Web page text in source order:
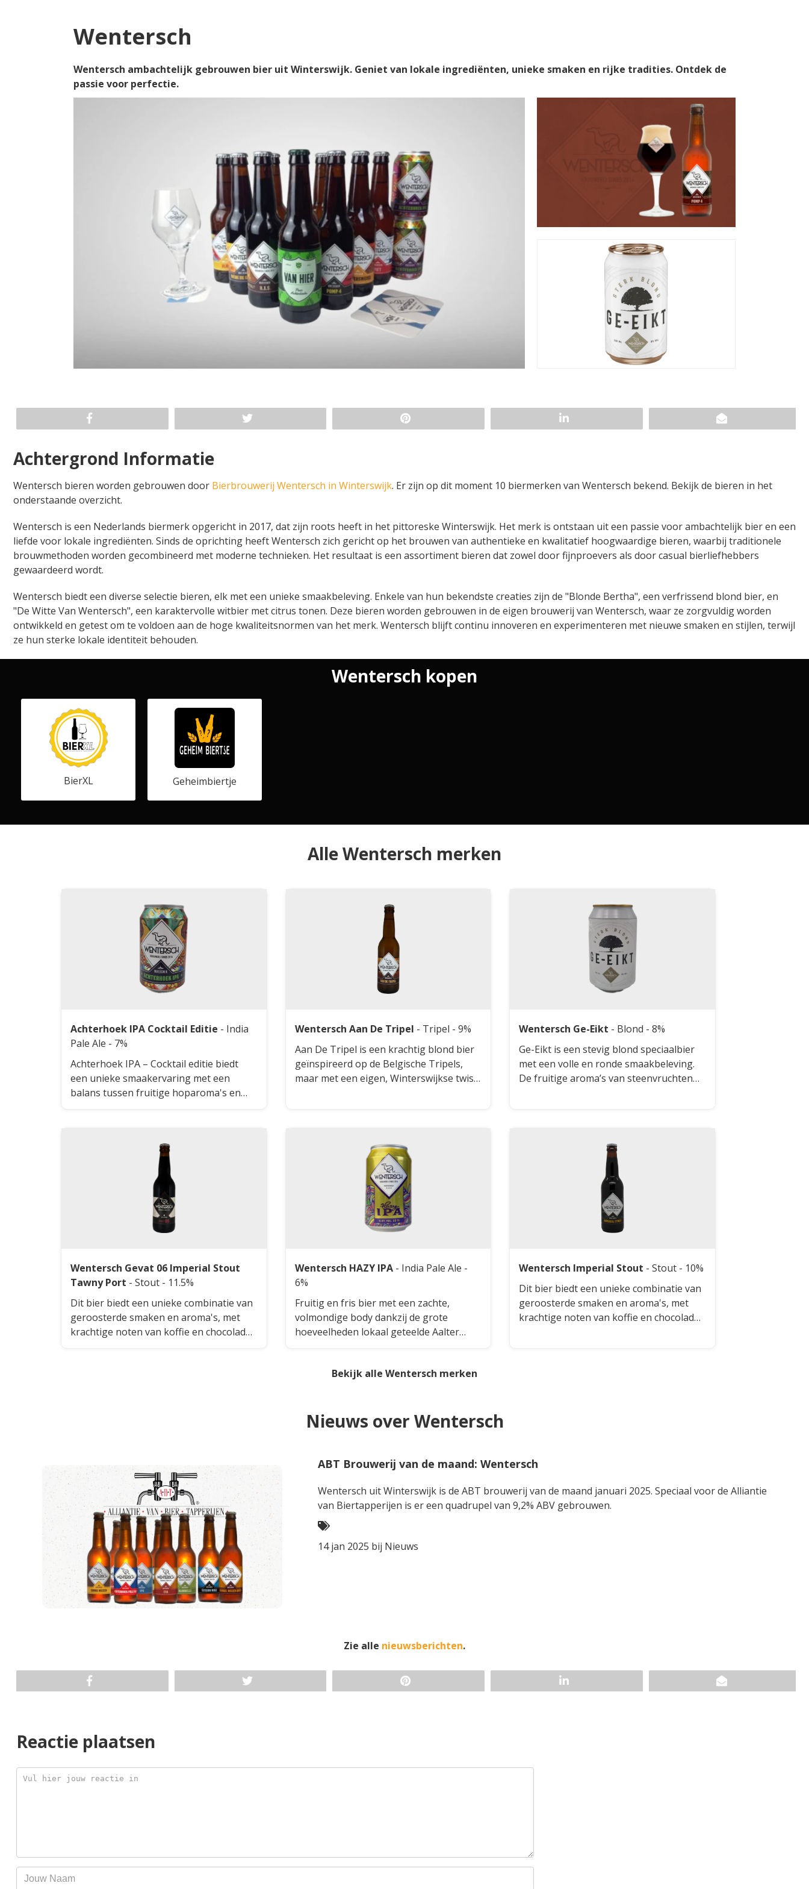
Wentersch
Wentersch ambachtelijk gebrouwen bier uit Winterswijk. Geniet van lokale ingrediënten, unieke smaken en rijke tradities. Ontdek de
passie voor perfectie.
Achtergrond Informatie
Wentersch bieren worden gebrouwen door Bierbrouwerij Wentersch in Winterswijk. Er zijn op dit moment 10 biermerken van Wentersch bekend. Bekijk de bieren in het
onderstaande overzicht.
Wentersch is een Nederlands biermerk opgericht in 2017, dat zijn roots heeft in het pittoreske Winterswijk. Het merk is ontstaan uit een passie voor ambachtelijk bier en een
liefde voor lokale ingrediënten. Sinds de oprichting heeft Wentersch zich gericht op het brouwen van authentieke en kwalitatief hoogwaardige bieren, waarbij traditionele
brouwmethoden worden gecombineerd met moderne technieken. Het resultaat is een assortiment bieren dat zowel door fijnproevers als door casual bierliefhebbers
gewaardeerd wordt.
Wentersch biedt een diverse selectie bieren, elk met een unieke smaakbeleving. Enkele van hun bekendste creaties zijn de "Blonde Bertha", een verfrissend blond bier, en
"De Witte Van Wentersch", een karaktervolle witbier met citrus tonen. Deze bieren worden gebrouwen in de eigen brouwerij van Wentersch, waar ze zorgvuldig worden
ontwikkeld en getest om te voldoen aan de hoge kwaliteitsnormen van het merk. Wentersch blijft continu innoveren en experimenteren met nieuwe smaken en stijlen, terwijl
ze hun sterke lokale identiteit behouden.
Wentersch kopen
BierXL Geheimbiertje
Alle Wentersch merken
Achterhoek IPA Cocktail Editie - India
Pale Ale - 7%
Achterhoek IPA – Cocktail editie biedt
een unieke smaakervaring met een
balans tussen fruitige hoparoma's en
tropisch fruit. De ambachtelijke
bereiding zorgt voor een rijke en
complexe smaakbeleving die zowel
verrassend als verfrissend is.
Wentersch Aan De Tripel - Tripel - 9%
Aan De Tripel is een krachtig blond bier
geïnspireerd op de Belgische Tripels,
maar met een eigen, Winterswijkse twist.
pittige en belege kazen, en zoete
Wentersch Ge-Eikt - Blond - 8%
Ge-Eikt is een stevig blond speciaalbier
met een volle en ronde smaakbeleving.
De fruitige aroma’s van steenvruchten
houtachtige ondertoon die het bier extra
diepte geeft. De body is krachtig maar
toegankelijk, waardoor het bier een
hoge doordrinkbaarheid behoudt. De
balans tussen fruitigheid, zoetheid en
tannines maakt dit bier bijzonder en
Wentersch Gevat 06 Imperial Stout
Tawny Port - Stout - 11.5%
Dit bier biedt een unieke combinatie van
geroosterde smaken en aroma's, met
krachtige noten van koffie en chocolade.
Wentersch HAZY IPA - India Pale Ale -
6%
Fruitig en fris bier met een zachte,
volmondige body dankzij de grote
hoeveelheden lokaal geteelde Aalter
bier zacht en toegankelijk, met een
doordrinkbaar.
Wentersch Imperial Stout -Stout - 10%
Dit bier biedt een unieke combinatie van
geroosterde smaken en aroma's, met
krachtige noten van koffie en chocolade.
Bekijk alle Wentersch merken
Nieuws over Wentersch
ABT Brouwerij van de maand: Wentersch
Wentersch uit Winterswijk is de ABT brouwerij van de maand januari 2025. Speciaal voor de Alliantie
van Biertapperijen is er een quadrupel van 9,2% ABV gebrouwen.
14 jan 2025 bij Nieuws
Zie alle nieuwsberichten.
Reactie plaatsen